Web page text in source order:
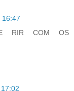
16:47
RIR COM OS